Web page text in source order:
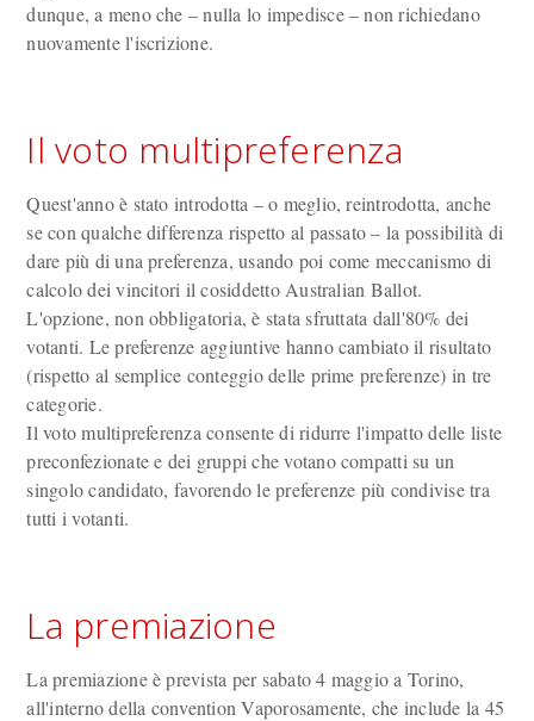
dunque, a meno che – nulla lo impedisce – non richiedano
nuovamente l'iscrizione.
Il voto multipreferenza
Quest'anno è stato introdotta – o meglio, reintrodotta, anche
se con qualche differenza rispetto al passato – la possibilità di
dare più di una preferenza, usando poi come meccanismo di
calcolo dei vincitori il cosiddetto Australian Ballot.
L'opzione, non obbligatoria, è stata sfruttata dall'80% dei
votanti. Le preferenze aggiuntive hanno cambiato il risultato
(rispetto al semplice conteggio delle prime preferenze) in tre
categorie.
Il voto multipreferenza consente di ridurre l'impatto delle liste
preconfezionate e dei gruppi che votano compatti su un
singolo candidato, favorendo le preferenze più condivise tra
tutti i votanti.
La premiazione
La premiazione è prevista per sabato 4 maggio a Torino,
all'interno della convention Vaporosamente, che include la 45